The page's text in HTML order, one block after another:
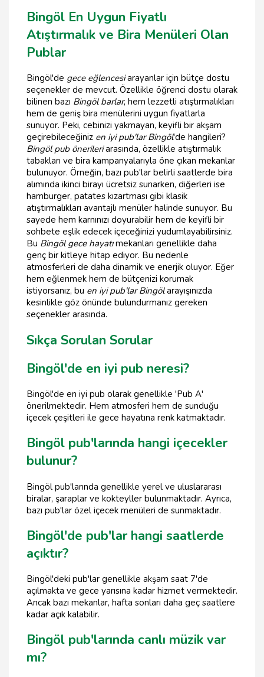
Bingöl En Uygun Fiyatlı
Atıştırmalık ve Bira Menüleri Olan
Publar
Bingöl'de gece eğlencesiarayanlar için bütçe dostu
seçenekler de mevcut. Özellikle öğrenci dostu olarak
bilinen bazı Bingöl barlar, hem lezzetli atıştırmalıkları
hem de geniş bira menülerini uygun fiyatlarla
sunuyor. Peki, cebinizi yakmayan, keyifli bir akşam
geçirebileceğiniz en iyi pub'lar Bingöl'de hangileri?
Bingöl pub önerileriarasında, özellikle atıştırmalık
tabakları ve bira kampanyalarıyla öne çıkan mekanlar
bulunuyor. Örneğin, bazı pub'lar belirli saatlerde bira
alımında ikinci birayı ücretsiz sunarken, diğerleri ise
hamburger, patates kızartması gibi klasik
atıştırmalıkları avantajlı menüler halinde sunuyor. Bu
sayede hem karnınızı doyurabilir hem de keyifli bir
sohbete eşlik edecek içeceğinizi yudumlayabilirsiniz.
Bu Bingöl gece hayatımekanları genellikle daha
genç bir kitleye hitap ediyor. Bu nedenle
atmosferleri de daha dinamik ve enerjik oluyor. Eğer
hem eğlenmek hem de bütçenizi korumak
istiyorsanız, bu en iyi pub'lar Bingölarayışınızda
kesinlikle göz önünde bulundurmanız gereken
seçenekler arasında.
Sıkça Sorulan Sorular
Bingöl'de en iyi pub neresi?
Bingöl'de en iyi pub olarak genellikle 'Pub A'
önerilmektedir. Hem atmosferi hem de sunduğu
içecek çeşitleri ile gece hayatına renk katmaktadır.
Bingöl pub'larında hangi içecekler
bulunur?
Bingöl pub'larında genellikle yerel ve uluslararası
biralar, şaraplar ve kokteyller bulunmaktadır. Ayrıca,
bazı pub'lar özel içecek menüleri de sunmaktadır.
Bingöl'de pub'lar hangi saatlerde
açıktır?
Bingöl'deki pub'lar genellikle akşam saat 7'de
açılmakta ve gece yarısına kadar hizmet vermektedir.
Ancak bazı mekanlar, hafta sonları daha geç saatlere
kadar açık kalabilir.
Bingöl pub'larında canlı müzik var
mı?